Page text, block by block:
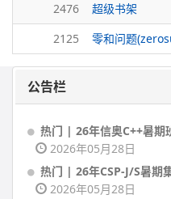
2476 超级书架
2125 零和问题
公告栏
热门 | 26年信奥C++暑期
2026年05月28日
热门 | 26年CSP-J/S暑期
2026年05月28日